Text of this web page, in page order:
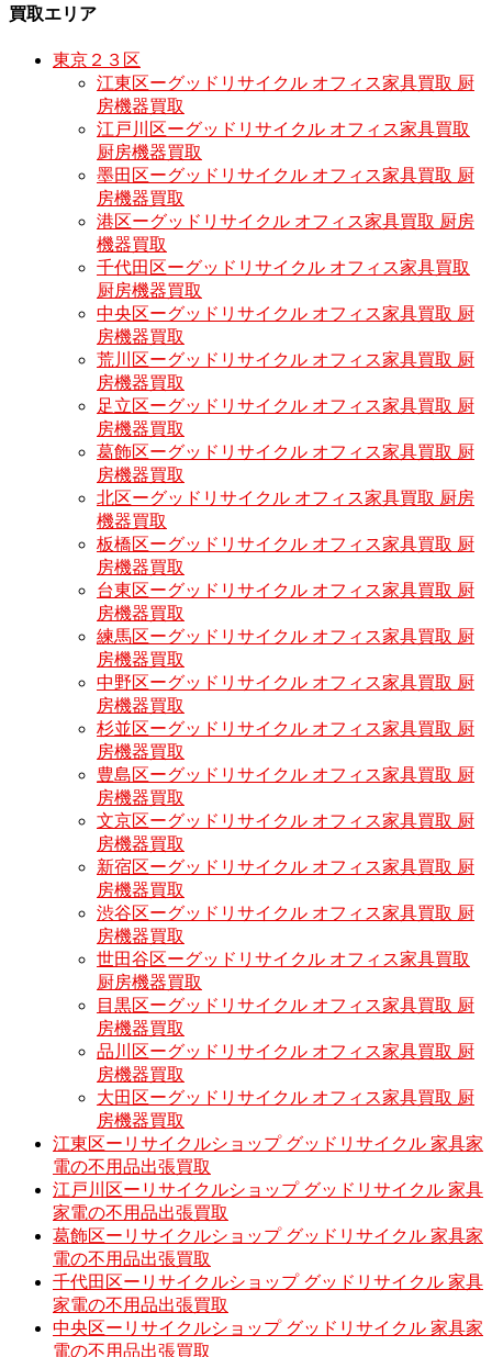
買取エリア
東京２３区
江東区ーグッドリサイクル オフィス家具買取 厨
房機器買取
江戸川区ーグッドリサイクル オフィス家具買取
厨房機器買取
墨田区ーグッドリサイクル オフィス家具買取 厨
房機器買取
港区ーグッドリサイクル オフィス家具買取 厨房
機器買取
千代田区ーグッドリサイクル オフィス家具買取
厨房機器買取
中央区ーグッドリサイクル オフィス家具買取 厨
房機器買取
荒川区ーグッドリサイクル オフィス家具買取 厨
房機器買取
足立区ーグッドリサイクル オフィス家具買取 厨
房機器買取
葛飾区ーグッドリサイクル オフィス家具買取 厨
房機器買取
北区ーグッドリサイクル オフィス家具買取 厨房
機器買取
板橋区ーグッドリサイクル オフィス家具買取 厨
房機器買取
台東区ーグッドリサイクル オフィス家具買取 厨
房機器買取
練馬区ーグッドリサイクル オフィス家具買取 厨
房機器買取
中野区ーグッドリサイクル オフィス家具買取 厨
房機器買取
杉並区ーグッドリサイクル オフィス家具買取 厨
房機器買取
豊島区ーグッドリサイクル オフィス家具買取 厨
房機器買取
文京区ーグッドリサイクル オフィス家具買取 厨
房機器買取
新宿区ーグッドリサイクル オフィス家具買取 厨
房機器買取
渋谷区ーグッドリサイクル オフィス家具買取 厨
房機器買取
世田谷区ーグッドリサイクル オフィス家具買取
厨房機器買取
目黒区ーグッドリサイクル オフィス家具買取 厨
房機器買取
品川区ーグッドリサイクル オフィス家具買取 厨
房機器買取
大田区ーグッドリサイクル オフィス家具買取 厨
房機器買取
江東区ーリサイクルショップ グッドリサイクル 家具家
電の不用品出張買取
江戸川区ーリサイクルショップ グッドリサイクル 家具
家電の不用品出張買取
葛飾区ーリサイクルショップ グッドリサイクル 家具家
電の不用品出張買取
千代田区ーリサイクルショップ グッドリサイクル 家具
家電の不用品出張買取
中央区ーリサイクルショップ グッドリサイクル 家具家
電の不用品出張買取